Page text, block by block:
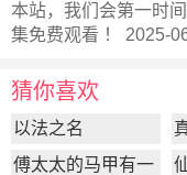
本站，我们会第一时
集免费观看 ！ 2025-
猜你喜欢
以法之名
傅太太的马甲有一